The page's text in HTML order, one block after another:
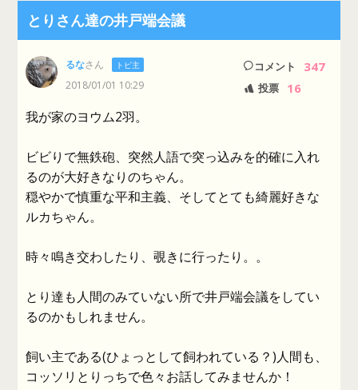
とりさん達の井戸端会議
るなさん トピ主
2018/01/01 10:29
コメント 347
投票 16
我が家のヨウム2羽。
ビビりで無鉄砲、突然人語で突っ込みを的確に入れ
るのが大好きなりのちゃん。
穏やかで慎重な平和主義、そしてとても綺麗好きな
ルカちゃん。
時々鳴き交わしたり、覗きに行ったり。。
とり達も人間のみていない所で井戸端会議をしてい
るのかもしれません。
飼い主である(ひょっとして飼われている？)人間も、
コッソリとりっちで色々お話してみませんか！